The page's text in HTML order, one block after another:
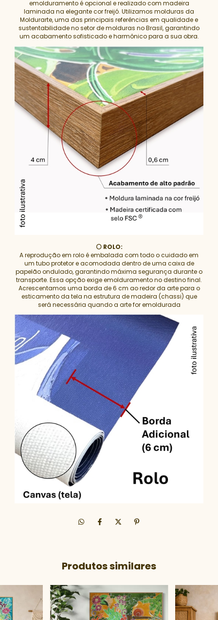
emolduramento é opcional e realizado com madeira
laminada na elegante cor freijó. Utilizamos molduras da
Moldurarte, uma das principais referências em qualidade e
sustentabilidade no setor de molduras no Brasil, garantindo
um acabamento sofisticado e harmônico para a sua obra.
⚪ ROLO:
A reprodução em rolo é embalada com todo o cuidado em
um tubo protetor e acomodada dentro de uma caixa de
papelão ondulado, garantindo máxima segurança durante o
transporte. Essa opção exige emolduramento no destino final.
Acrescentamos uma borda de 6 cm ao redor da arte para o
esticamento da tela na estrutura de madeira (chassi) que
será necessária quando a arte for emoldurada
Produtos similares